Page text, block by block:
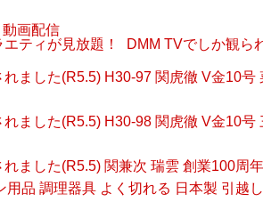
動画配信
ティが見放題！
DMM TVでしか観ら
ました(R5.5) H30-97 関虎徹 V金10
ました(R5.5) H30-98 関虎徹 V金10
ました(R5.5) 関兼次 瑞雲 創業100周
品 調理器具 よく切れる 日本製 引越